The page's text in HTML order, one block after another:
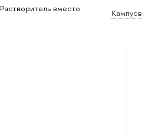
Кампус в
Растворитель вместо